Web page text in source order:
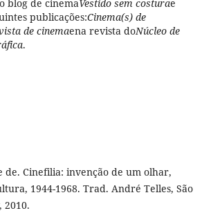
blog de cinemaVestido sem costurae
publicações:Cinema(s) de
de cinemaena revista doNúcleo de
.
de. Cinefilia: invenção de um olhar,
1944-1968. Trad. André Telles, São
2010.